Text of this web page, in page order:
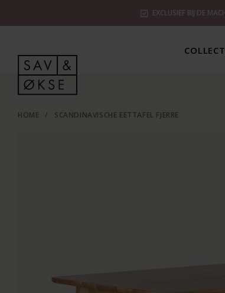
EXCLUSIEF BIJ DE
HOME / SCANDINAVISCHE EETTAFEL FJERRE